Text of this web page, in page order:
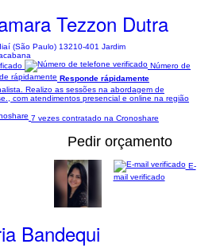
Tezzon Dutra
(São Paulo) 13210-401 Jardim
Número de
Responde rápidamente
Realizo as sessões na abordagem de
com atendimentos presencial e online na região
7 vezes contratado na Cronoshare
Pedir orçamento
Bandequi
E-
mail verificado